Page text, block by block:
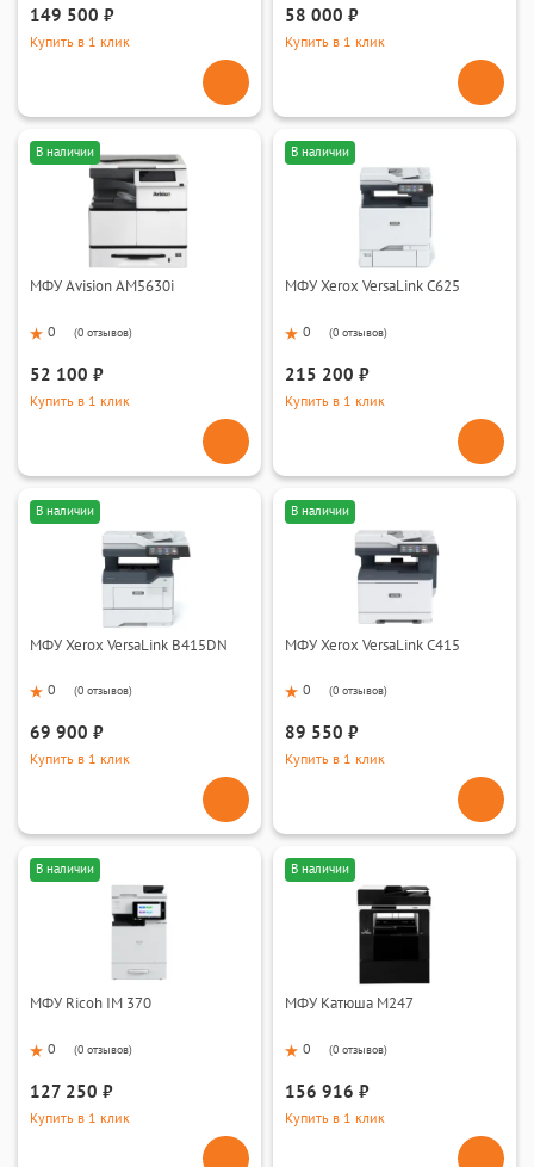
149 500 ₽
Купить в 1 клик
58 000 ₽
Купить в 1 клик
В наличии
МФУ Avision AM5630i
0 (0 отзывов)
52 100 ₽
Купить в 1 клик
В наличии
МФУ Xerox VersaLink C625
0 (0 отзывов)
215 200 ₽
Купить в 1 клик
В наличии
МФУ Xerox VersaLink B415DN
0 (0 отзывов)
69 900 ₽
Купить в 1 клик
В наличии
МФУ Xerox VersaLink C415
0 (0 отзывов)
89 550 ₽
Купить в 1 клик
В наличии
МФУ Ricoh IM 370
0 (0 отзывов)
127 250 ₽
Купить в 1 клик
В наличии
МФУ Катюша M247
0 (0 отзывов)
156 916 ₽
Купить в 1 клик